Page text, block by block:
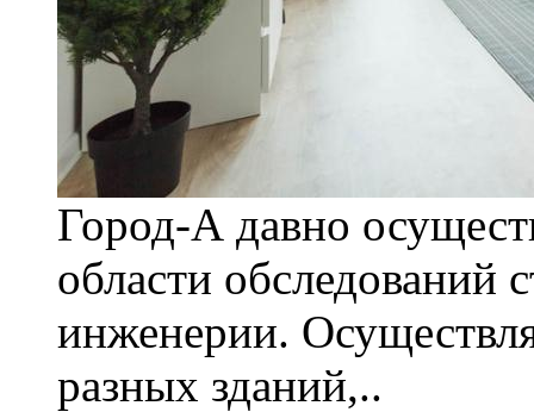
Город-А давно
области обследований
инженерии.
разных зданий,..